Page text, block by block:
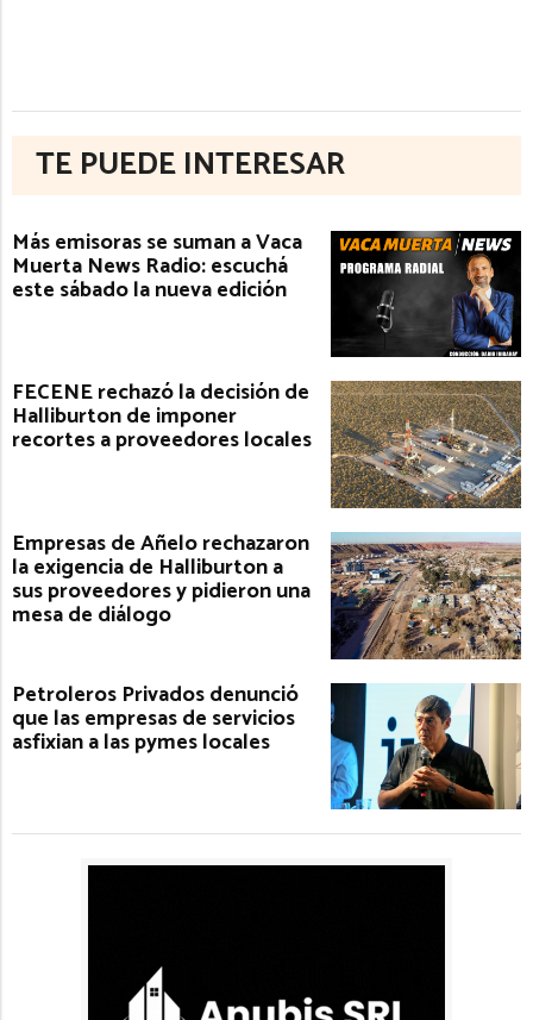
TE PUEDE INTERESAR
Más emisoras se suman a Vaca
Muerta News Radio: escuchá
este sábado la nueva edición
FECENE rechazó la decisión de
Halliburton de imponer
recortes a proveedores locales
Empresas de Añelo rechazaron
la exigencia de Halliburton a
sus proveedores y pidieron una
mesa de diálogo
Petroleros Privados denunció
que las empresas de servicios
asfixian a las pymes locales